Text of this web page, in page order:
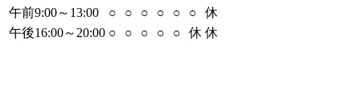
午前9:00～13:00
○ ○ ○ ○ ○ ○
休
午後16:00～20:00 ○ ○ ○ ○ ○ 休 休